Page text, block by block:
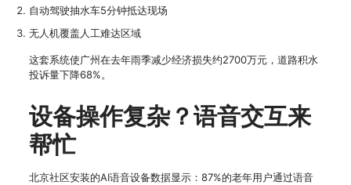
自动驾驶抽水车5分钟抵达现场
无人机覆盖人工难达区域
这套系统使广州在去年雨季减少经济损失约2700万元，道路积水
投诉量下降68%。
设备操作复杂？语音交互来
帮忙
北京社区安装的AI语音设备数据显示：87%的老年用户通过语音